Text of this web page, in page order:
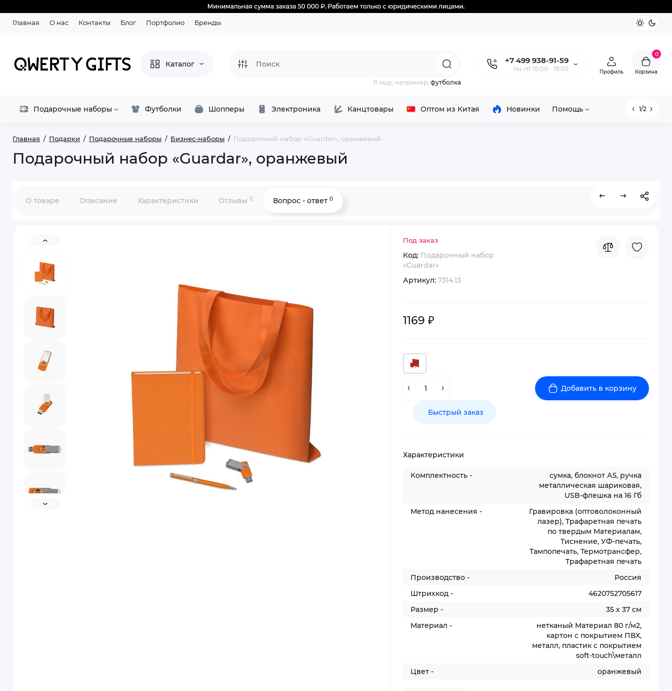
Главная О нас Контакты Блог Портфолио Бренды
Каталог +7 499 938-91-59
пн-пт 10:00 - 19:00
Я ищу, например, футболка
Профиль
0
Корзина
Подарочные наборы Футболки Шопперы Электроника Канцтовары Оптом из Китая Новинки Помощь 1/2
Главная Подарки Подарочные наборы Бизнес-наборы Подарочный набор «Guardar», оранжевый
Подарочный набор «Guardar», оранжевый
О товаре Описание Характеристики Отзывы 0 Вопрос - ответ 0
Под заказ
Код: Подарочный набор
«Guardar»
Артикул: 7314.13
1169 ₽
Добавить в корзину
Быстрый заказ
Характеристики
Комплектность -
сумка, блокнот А5, ручка
металлическая шариковая,
USB-флешка на 16 Гб
Метод нанесения -
Гравировка (оптоволоконный
лазер), Трафаретная печать
по твердым Материалам,
Тиснение, УФ-печать,
Тампопечать, Термотрансфер,
Трафаретная печать
Производство -
Россия
Штрихкод -
4620752705617
Размер -
35 х 37 см
Материал -
нетканый Материал 80 г/м2,
картон с покрытием ПВХ,
металл, пластик с покрытием
soft-touch\металл
Цвет -
оранжевый